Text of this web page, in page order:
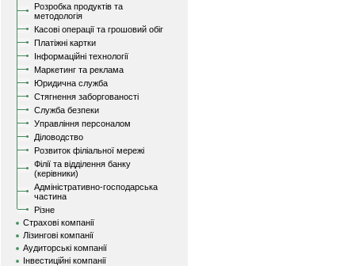
Розробка продуктів та
методологія
Касові операції та грошовий обіг
Платіжні картки
Інформаційні технології
Маркетинг та реклама
Юридична служба
Стягнення заборгованості
Служба безпеки
Управління персоналом
Діловодство
Розвиток філіальної мережі
Філії та відділення банку
(керівники)
Адміністративно-господарська
частина
Різне
Страхові компанії
Лізингові компанії
Аудиторські компанії
Інвестиційні компанії